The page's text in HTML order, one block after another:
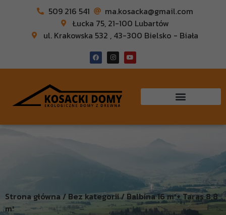
509 216 541
ma.kosacka@gmail.com
Łucka 75, 21-100 Lubartów
ul. Krakowska 532 , 43-300 Bielsko - Biała
Strona główna / Bez kategorii / Balbina 16 m²+ Taras 8,8
m²